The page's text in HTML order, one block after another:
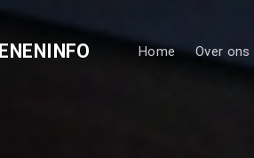
Home Over ons